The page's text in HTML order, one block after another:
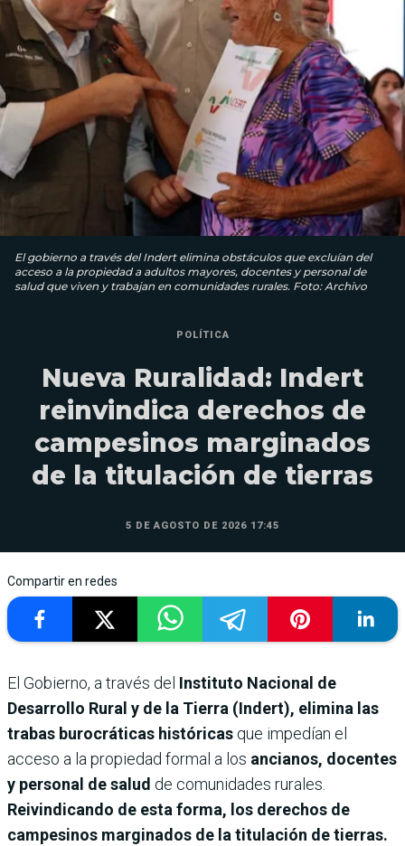
El gobierno a través del Indert elimina obstáculos que excluían del
acceso a la propiedad a adultos mayores, docentes y personal de
salud que viven y trabajan en comunidades rurales. Foto: Archivo
POLÍTICA
Nueva Ruralidad: Indert
reinvindica derechos de
campesinos marginados
de la titulación de tierras
5 DE AGOSTO DE 2026 17:45
Compartir en redes
El Gobierno, a través del Instituto Nacional de
Desarrollo Rural y de la Tierra (Indert), elimina las
trabas burocráticas históricas que impedían el
acceso a la propiedad formal a los ancianos, docentes
y personal de salud de comunidades rurales.
Reivindicando de esta forma, los derechos de
campesinos marginados de la titulación de tierras.